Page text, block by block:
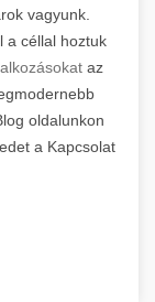
vagyunk.
a céllal hoztuk
az
oldalunkon
a Kapcsolat